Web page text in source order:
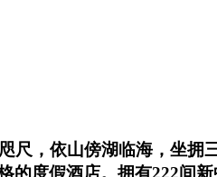
，依山傍湖临海，坐